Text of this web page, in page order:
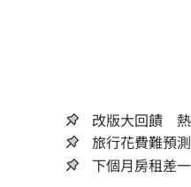
改版大回饋 熱
旅行花費難預
下個月房租差